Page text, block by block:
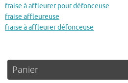
fraise à affleurer pour défonceuse
fraise affleureuse
fraise à affleurer défonceuse
Panier